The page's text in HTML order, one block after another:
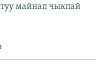
майнап чыкпай